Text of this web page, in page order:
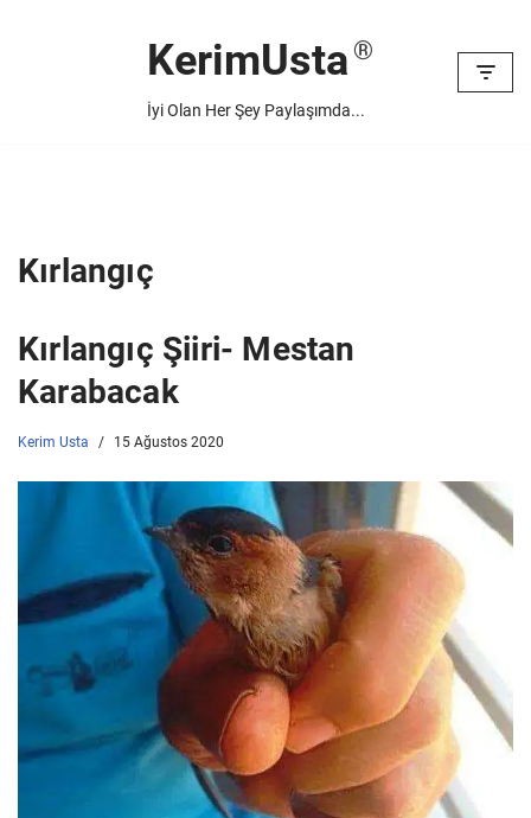
KerimUsta
İyi Olan Her Şey Paylaşımda...
Kırlangıç
Kırlangıç Şiiri- Mestan
Karabacak
Kerim Usta 15 Ağustos 2020